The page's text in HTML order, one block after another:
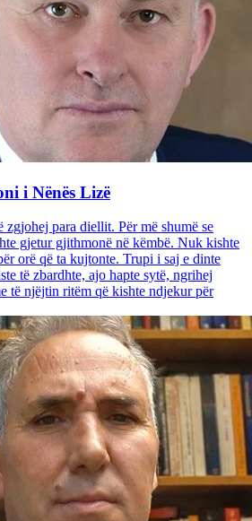
i Nënës Lizë
zgjohej para diellit. Për më shumë se
gjetur gjithmonë në këmbë. Nuk kishte
orë që ta kujtonte. Trupi i saj e dinte
të zbardhte, ajo hapte sytë, ngrihej
të njëjtin ritëm që kishte ndjekur për